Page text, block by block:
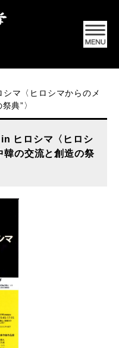
マ〈ヒロシマからのメ
典”〉
ヒロシマ〈ヒロシ
韓の交流と創造の祭